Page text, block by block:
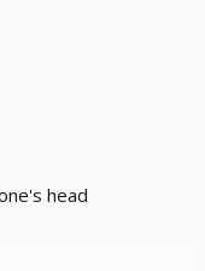
head